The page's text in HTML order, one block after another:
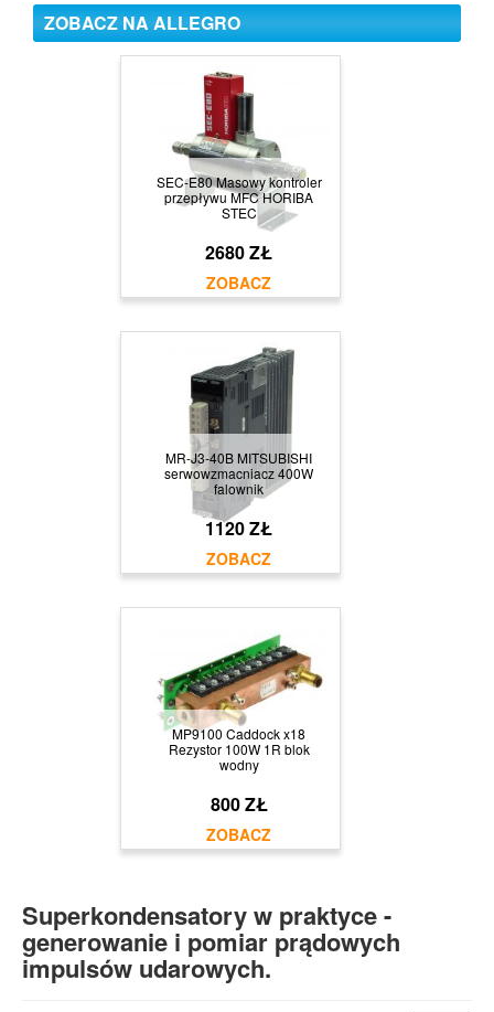
ZOBACZ NA ALLEGRO
SEC-E80 Masowy kontroler
przepływu MFC HORIBA
STEC
2680 ZŁ
MR-J3-40B MITSUBISHI
serwowzmacniacz 400W
falownik
1120 ZŁ
MP9100 Caddock x18
Rezystor 100W 1R blok
wodny
800 ZŁ
Superkondensatory w praktyce -
generowanie i pomiar prądowych
impulsów udarowych.